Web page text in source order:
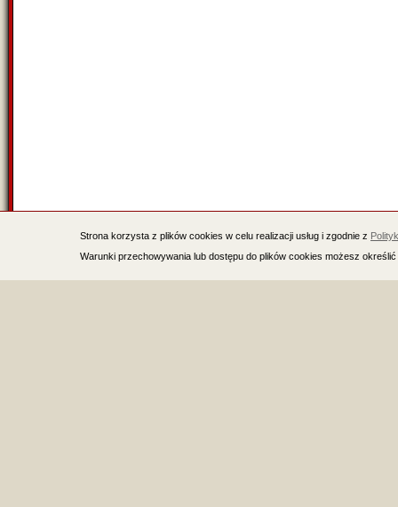
Strona korzysta z plików cookies w celu realizacji usług i zgodnie z
Warunki przechowywania lub dostępu do plików cookies możesz